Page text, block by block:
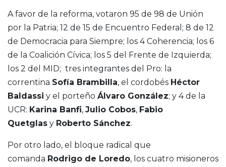
A favor de la reforma, votaron 95 de 98 de Unión
por la Patria; 12 de 15 de Encuentro Federal; 8 de 12
de Democracia para Siempre; los 4 Coherencia; los 6
de la Coalición Cívica; los 5 del Frente de Izquierda;
los 2 del MID; tres integrantes del Pro: la
correntina Sofía Brambilla, el cordobés Héctor
Baldassi y el porteño Álvaro González; y 4 de la
UCR: Karina Banfi, Julio Cobos, Fabio
Quetglas y Roberto Sánchez.
Por otro lado, el bloque radical que
comanda Rodrigo de Loredo, los cuatro misioneros